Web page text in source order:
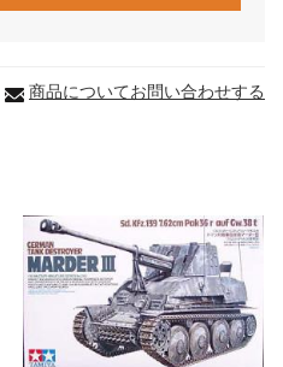
商品についてお問い合わせする